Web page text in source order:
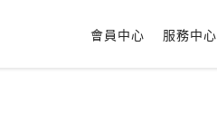
會員中心 服務中心